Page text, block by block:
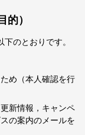
）
のとおりです。
め（本人確認を行
新情報，キャンペ
の案内のメールを